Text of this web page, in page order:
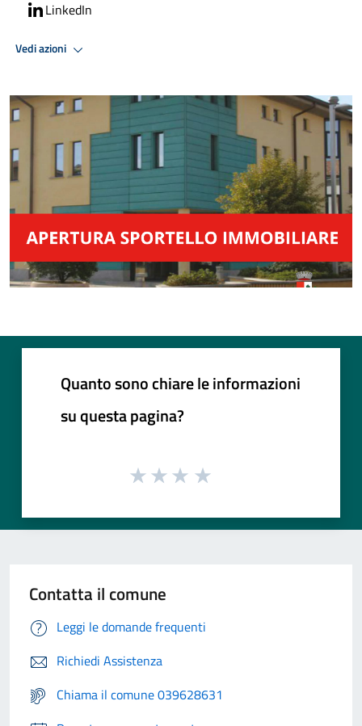
LinkedIn
Vedi azioni
Quanto sono chiare le informazioni
su questa pagina?
Contatta il comune
Leggi le domande frequenti
Richiedi Assistenza
Chiama il comune 039628631